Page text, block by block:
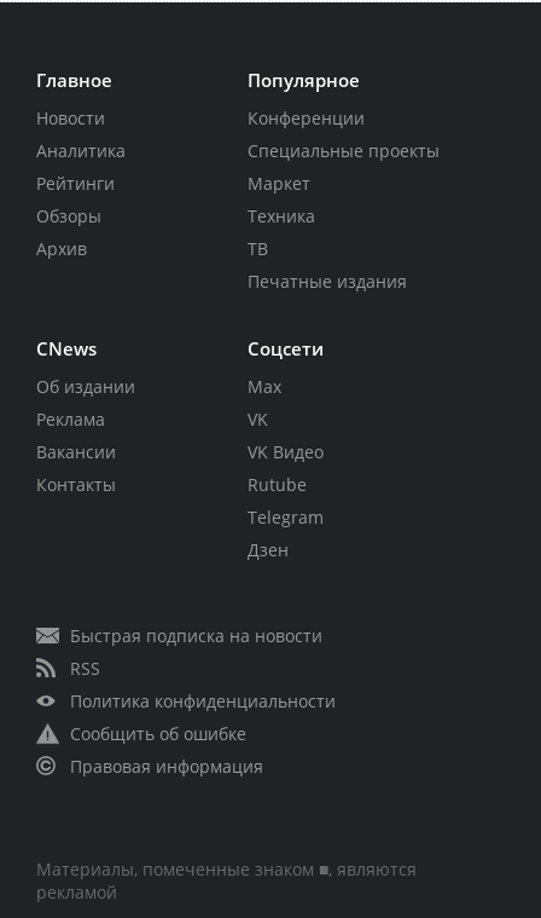
Главное
Новости
Аналитика
Рейтинги
Обзоры
Архив
Популярное
Конференции
Специальные проекты
Маркет
Техника
ТВ
Печатные издания
CNews
Об издании
Реклама
Вакансии
Контакты
Соцсети
Max
VK
VK Видео
Rutube
Telegram
Дзен
Быстрая подписка на новости
RSS
Политика конфиденциальности
Сообщить об ошибке
Правовая информация
Материалы, помеченные знаком ■, являются
рекламой